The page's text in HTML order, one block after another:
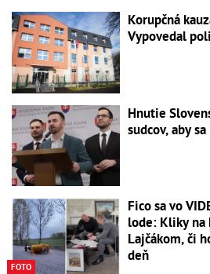
Korupčná
Vypovedal
Hnutie
sudcov, aby
FOTO
Fico sa vo
lode: Kliky na
Lajčákom, či
deň